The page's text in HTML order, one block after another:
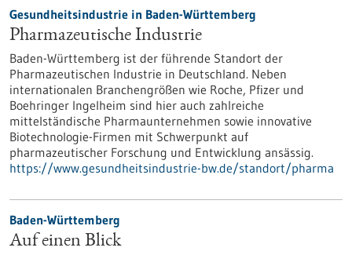
Gesundheitsindustrie in Baden-Württemberg
Pharmazeutische Industrie
Baden-Württemberg ist der führende Standort der
Pharmazeutischen Industrie in Deutschland. Neben
internationalen Branchengrößen wie Roche, Pfizer und
Boehringer Ingelheim sind hier auch zahlreiche
mittelständische Pharmaunternehmen sowie innovative
Biotechnologie-Firmen mit Schwerpunkt auf
pharmazeutischer Forschung und Entwicklung ansässig.
https://www.gesundheitsindustrie-bw.de/standort/pharma
Baden-Württemberg
Auf einen Blick